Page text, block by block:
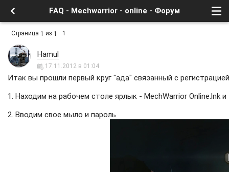
FAQ - Mechwarrior - online - Форум
Страница 1 из 1 1
Hamul
17.11.2012 в 01:04
Итак вы прошли первый круг "ада" связанный с
1. Находим на рабочем столе ярлык - MechWarrior Online.lnk и
2. Вводим свое мыло и пароль